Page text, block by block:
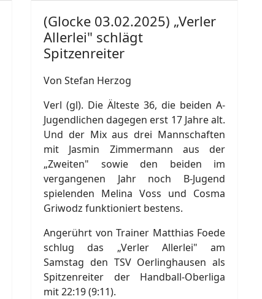
(Glocke 03.02.2025) „Verler
Allerlei" schlägt
Spitzenreiter
Von Stefan Herzog
Verl (gl). Die Älteste 36, die beiden A-
Jugendlichen dagegen erst 17 Jahre alt.
Und der Mix aus drei Mannschaften
mit Jasmin Zimmermann aus der
„Zweiten" sowie den beiden im
vergangenen Jahr noch B-Jugend
spielenden Melina Voss und Cosma
Griwodz funktioniert bestens.
Angerührt von Trainer Matthias Foede
schlug das „Verler Allerlei" am
Samstag den TSV Oerlinghausen als
Spitzenreiter der Handball-Oberliga
mit 22:19 (9:11).